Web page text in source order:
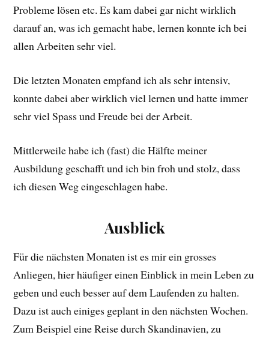
Probleme lösen etc. Es kam dabei gar nicht wirklich
darauf an, was ich gemacht habe, lernen konnte ich bei
allen Arbeiten sehr viel.
Die letzten Monaten empfand ich als sehr intensiv,
konnte dabei aber wirklich viel lernen und hatte immer
sehr viel Spass und Freude bei der Arbeit.
Mittlerweile habe ich (fast) die Hälfte meiner
Ausbildung geschafft und ich bin froh und stolz, dass
ich diesen Weg eingeschlagen habe.
Ausblick
Für die nächsten Monaten ist es mir ein grosses
Anliegen, hier häufiger einen Einblick in mein Leben zu
geben und euch besser auf dem Laufenden zu halten.
Dazu ist auch einiges geplant in den nächsten Wochen.
Zum Beispiel eine Reise durch Skandinavien, zu